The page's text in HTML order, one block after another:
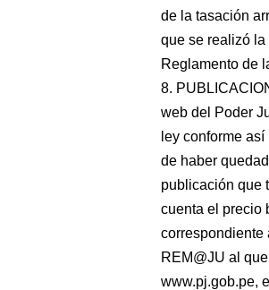
de la tasación
que se realizó
Reglamento de
8.
web del Poder
ley conforme
de haber
publicación que
cuenta el precio
correspondiente
REM@JU al
www.pj.gob.pe,